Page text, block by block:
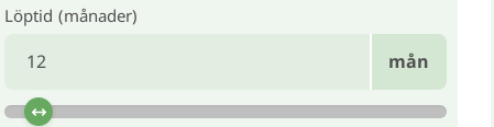
Löptid (månader)
mån